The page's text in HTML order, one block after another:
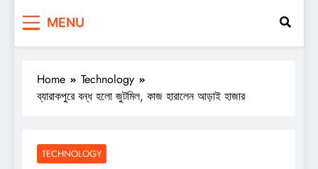
আজ সারাদিন
MENU
Home
Technology
ব্যারাকপুরে বন্ধ হলো জুটমিল, কাজ হারালেন আড়াই হাজার
TECHNOLOGY